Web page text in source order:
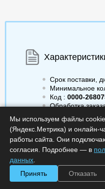
Срок поставки,
Минимальное
Код : 0000-
Обработка
61 148.00a
Минимальное
Мы используем файлы
(Яндекс.Метрика) и онлайн-
работы сайта. Они
согласия. Подробнее — в
данных
Принять
Отказать